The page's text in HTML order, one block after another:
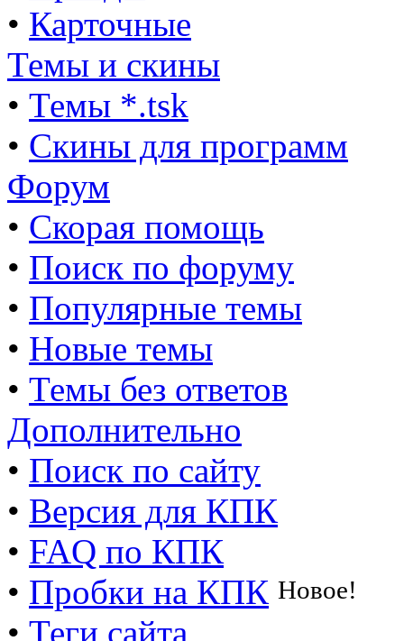
• Карточные
Темы и скины
• Темы *.tsk
• Скины для программ
Форум
• Скорая помощь
• Поиск по форуму
• Популярные темы
• Новые темы
• Темы без ответов
Дополнительно
• Поиск по сайту
• Версия для КПК
• FAQ по КПК
• Пробки на КПК Новое!
• Теги сайта